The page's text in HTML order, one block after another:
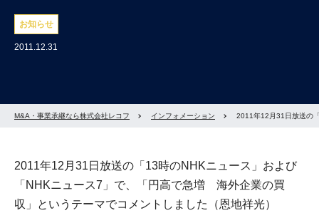
お知らせ
2011.12.31
M&A・事業承継なら株式会社レコフ インフォメーション 2011年12月31日放送の
2011年12月31日放送の「13時のNHKニュース」および
「NHKニュース7」で、「円高で急増 海外企業の買
収」というテーマでコメントしました（恩地祥光）